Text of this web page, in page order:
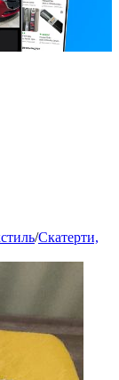
/Скатерти,